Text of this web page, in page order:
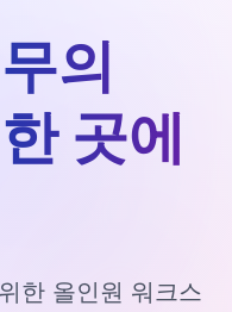
의
곳에
한 올인원 워크스